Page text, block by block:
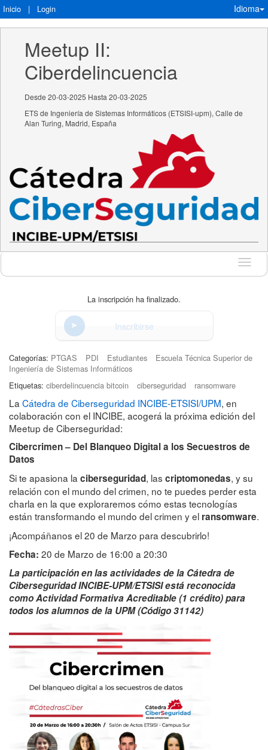
Inicio | Login Idioma
Meetup II:
Ciberdelincuencia
Desde 20-03-2025 Hasta 20-03-2025
ETS de Ingeniería de Sistemas Informáticos (ETSISI-upm), Calle de
Alan Turing, Madrid, España
Idioma
La inscripción ha finalizado.
Inscribirse
Categorías: PTGAS PDI Estudiantes
Escuela Técnica Superior de
Ingeniería de Sistemas Informáticos
Etiquetas: ciberdelincuencia bitcoin ciberseguridad ransomware
La Cátedra de Ciberseguridad INCIBE-ETSISI/UPM, en
colaboración con el INCIBE, acogerá la próxima edición del
Meetup de Ciberseguridad:
Cibercrimen – Del Blanqueo Digital a los Secuestros de
Datos
Si te apasiona la ciberseguridad, las criptomonedas, y su
relación con el mundo del crimen, no te puedes perder esta
charla en la que exploraremos cómo estas tecnologías
están transformando el mundo del crimen y el ransomware.
¡Acompáñanos el 20 de Marzo para descubrirlo!
Fecha: 20 de Marzo de 16:00 a 20:30
La participación en las actividades de la Cátedra de
Ciberseguridad INCIBE-UPM/ETSISI está reconocida
como Actividad Formativa Acreditable (1 crédito) para
todos los alumnos de la UPM (Código 31142)